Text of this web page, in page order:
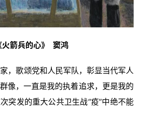
火箭兵的心》 窦鸿
，歌颂党和人民军队，彰显当代军人
像，一直是我的执着追求，更是我的
突发的重大公共卫生战“疫”中绝不能